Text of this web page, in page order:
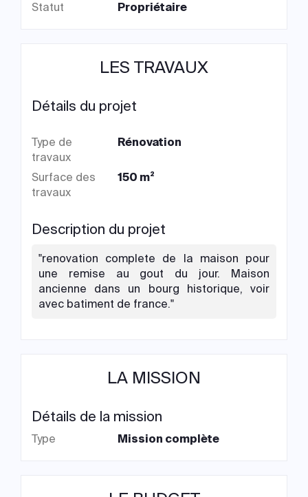
Statut Propriétaire
LES TRAVAUX
Détails du projet
Type de
travaux
Rénovation
Surface des
travaux
150 m²
Description du projet
"renovation complete de la maison pour
une remise au gout du jour. Maison
ancienne dans un bourg historique, voir
avec batiment de france."
LA MISSION
Détails de la mission
Type Mission complète